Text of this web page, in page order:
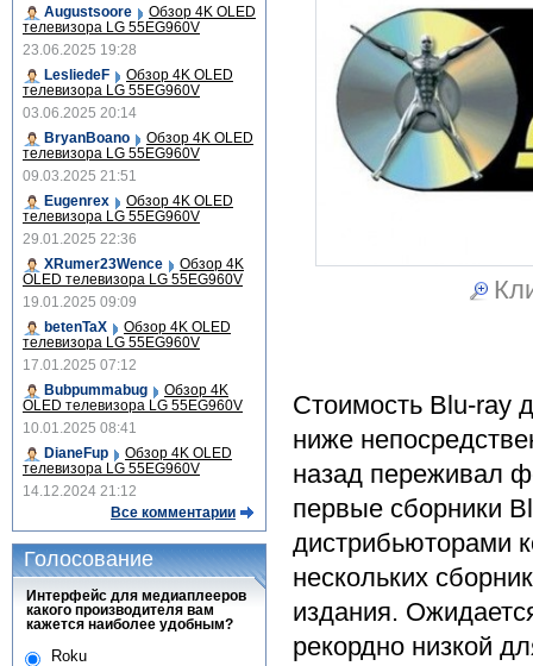
Стоимость Blu-ray
ниже
назад переживал
первые сборники
дистрибьюторами
нескольких
издания.
рекордно низкой
Augustsoore
Обзор 4K OLED
телевизора LG 55EG960V
23.06.2025 19:28
LesliedeF
Обзор 4K OLED
телевизора LG 55EG960V
03.06.2025 20:14
BryanBoano
Обзор 4K OLED
телевизора LG 55EG960V
09.03.2025 21:51
Eugenrex
Обзор 4K OLED
телевизора LG 55EG960V
29.01.2025 22:36
XRumer23Wence
Обзор 4K
OLED телевизора LG 55EG960V
19.01.2025 09:09
betenTaX
Обзор 4K OLED
телевизора LG 55EG960V
17.01.2025 07:12
Bubpummabug
Обзор 4K
OLED телевизора LG 55EG960V
10.01.2025 08:41
DianeFup
Обзор 4K OLED
телевизора LG 55EG960V
14.12.2024 21:12
Все комментарии
Голосование
Интерфейс для медиаплееров
какого производителя вам
кажется наиболее удобным?
Roku